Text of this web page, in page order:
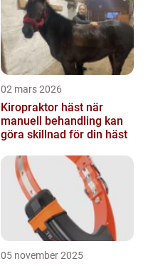
02 mars 2026
Kiropraktor häst när
manuell behandling kan
göra skillnad för din häst
05 november 2025